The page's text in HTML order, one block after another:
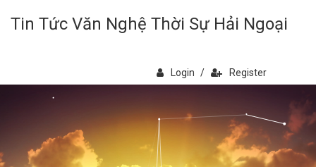
Tin Tức Văn Nghệ Thời Sự Hải Ngoại
Login / Register